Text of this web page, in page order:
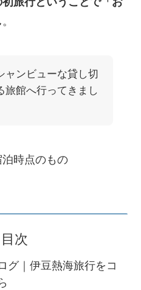
。
ャンビューな貸し切
旅館へ行ってきまし
時点のもの
目次
グ｜伊豆熱海旅行をコ